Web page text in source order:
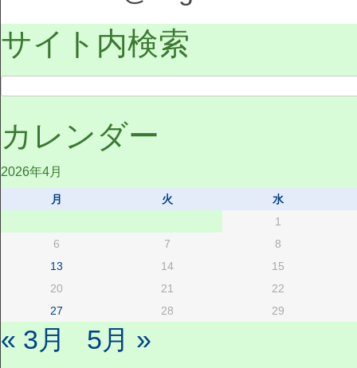
サイト内検索
カレンダー
2026年4月
月 火
水
1
6
7
8
13
14
15
20
21
22
27
28 29
« 3月 5月 »